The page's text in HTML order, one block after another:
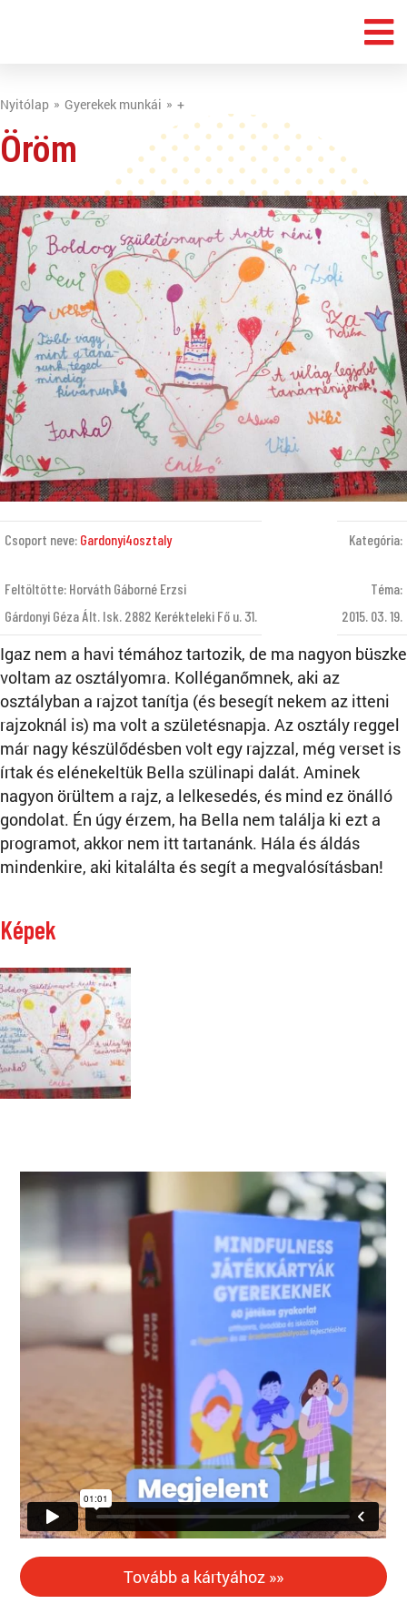
Nyitólap Gyerekek munkái +
Öröm
Csoport neve: Gardonyi4osztaly
Feltöltötte: Horváth Gáborné Erzsi
Gárdonyi Géza Ált. Isk. 2882 Kerékteleki Fő u. 31.
Kategória:
Téma:
2015. 03. 19.
Igaz nem a havi témához tartozik, de ma nagyon büszke
voltam az osztályomra. Kolléganőmnek, aki az
osztályban a rajzot tanítja (és besegít nekem az itteni
rajzoknál is) ma volt a születésnapja. Az osztály reggel
már nagy készülődésben volt egy rajzzal, még verset is
írtak és elénekeltük Bella szülinapi dalát. Aminek
nagyon örültem a rajz, a lelkesedés, és mind ez önálló
gondolat. Én úgy érzem, ha Bella nem találja ki ezt a
programot, akkor nem itt tartanánk. Hála és áldás
mindenkire, aki kitalálta és segít a megvalósításban!
Képek
Tovább a kártyához »»